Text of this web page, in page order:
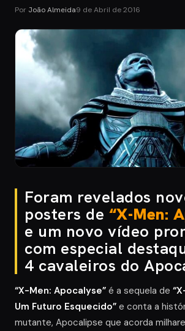
Por João Almeida9 de Abril de 2016
Foram revelados
posters de “X-Men:
e um novo vídeo
com especial
4 cavaleiros do
“X-Men: Apocalyse” é a sequela de
Um Futuro Esquecido” e conta a
mutante, Apocalipse que acorda